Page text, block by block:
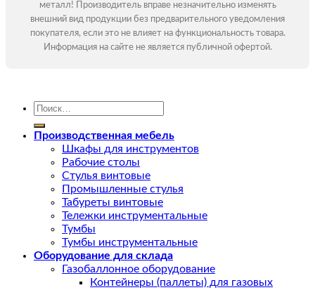
металл! Производитель вправе незначительно изменять
внешний вид продукции без предварительного уведомления
покупателя, если это не влияет на функциональность товара.
Информация на сайте не является публичной офертой.
Искать:
Производственная мебель
Шкафы для инструментов
Рабочие столы
Стулья винтовые
Промышленные стулья
Табуреты винтовые
Тележки инструментальные
Тумбы
Тумбы инструментальные
Оборудование для склада
Газобаллонное оборудование
Контейнеры (паллеты) для газовых